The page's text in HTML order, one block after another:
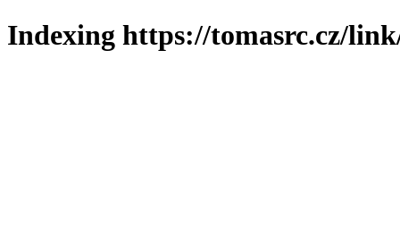
Indexing https://tomasrc.cz/